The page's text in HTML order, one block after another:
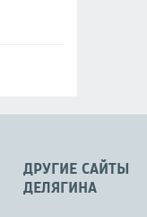
ДРУГИЕ САЙТЫ
ДЕЛЯГИНА